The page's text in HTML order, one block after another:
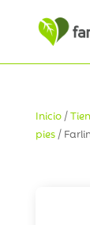
Inicio/
pies/